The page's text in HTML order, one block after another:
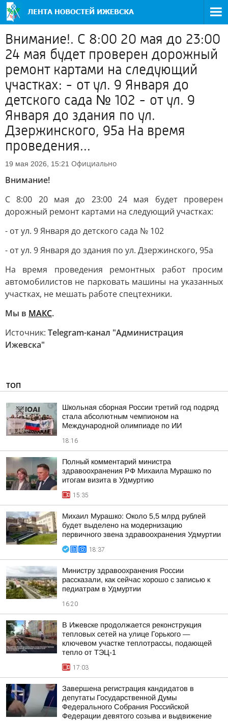
Внимание!. С 8:00 20 мая до 23:00
24 мая будет проверен дорожный
ремонт картами на следующий
участках: - от ул. 9 Января до
детского сада № 102 - от ул. 9
Января до здания по ул.
Дзержинского, 95а На время
проведения...
19 мая 2026, 15:21 Официально
Внимание!
С 8:00 20 мая до 23:00 24 мая будет проверен
дорожный ремонт картами на следующий участках:
- от ул. 9 Января до детского сада № 102
- от ул. 9 Января до здания по ул. Дзержинского, 95а
На время проведения ремонтных работ просим
автомобилистов не парковать машины на указанных
участках, не мешать работе спецтехники.
Мы в МАКС.
Источник: Telegram-канал "Администрация
Ижевска"
ТОП
Школьная сборная России третий год подряд
стала абсолютным чемпионом на
Международной олимпиаде по ИИ
18:16
Полный комментарий министра
здравоохранения РФ Михаила Мурашко по
итогам визита в Удмуртию
15:35
Михаил Мурашко: Около 5,5 млрд рублей
будет выделено на модернизацию
первичного звена здравоохранения Удмуртии
18:37
Министру здравоохранения России
рассказали, как сейчас хорошо с записью к
педиатрам в Удмуртии
16:20
В Ижевске продолжается реконструкция
тепловых сетей на улице Горького —
ключевом участке теплотрассы, подающей
тепло от ТЭЦ-1
17:03
Завершена регистрация кандидатов в
депутаты Государственной Думы
Федерального Собрания Российской
Федерации девятого созыва и выдвижение